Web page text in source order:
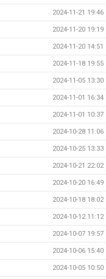
2024-11-21 19:46
2024-11-20 19:19
2024-11-20 14:51
2024-11-18 19:55
2024-11-05 13:30
2024-11-01 16:34
2024-11-01 10:37
2024-10-28 11:06
2024-10-25 13:33
2024-10-21 22:02
2024-10-20 16:49
2024-10-18 18:02
2024-10-12 11:12
2024-10-07 19:57
2024-10-06 15:40
2024-10-05 10:50